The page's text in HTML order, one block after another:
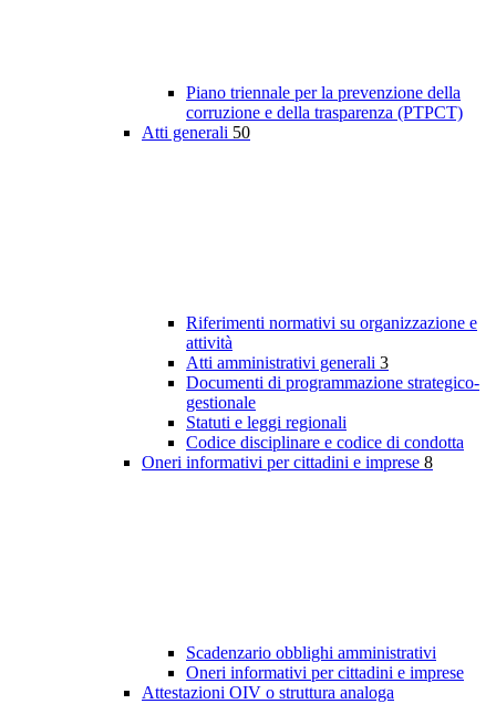
Piano triennale per la prevenzione della
corruzione e della trasparenza (PTPCT)
Atti generali 50
Riferimenti normativi su organizzazione e
attività
Atti amministrativi generali 3
Documenti di programmazione strategico-
gestionale
Statuti e leggi regionali
Codice disciplinare e codice di condotta
Oneri informativi per cittadini e imprese 8
Scadenzario obblighi amministrativi
Oneri informativi per cittadini e imprese
Attestazioni OIV o struttura analoga